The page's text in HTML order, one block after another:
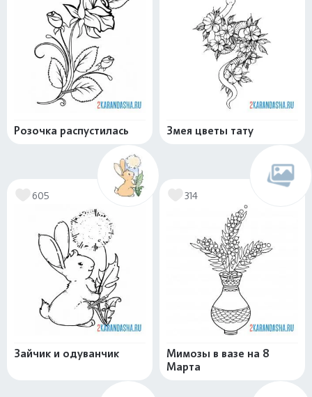
Розочка распустилась Змея цветы тату
605
Зайчик и одуванчик
314
Мимозы в вазе на 8
Марта